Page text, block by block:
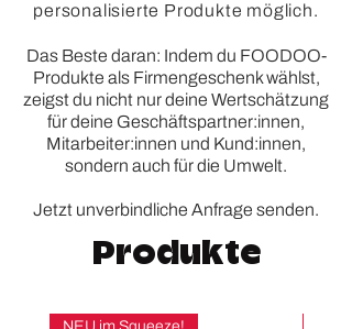
personalisierte Produkte möglich.
Das Beste daran: Indem du FOODOO-
Produkte als Firmengeschenk wählst,
zeigst du nicht nur deine Wertschätzung
für deine Geschäftspartner:innen,
Mitarbeiter:innen und Kund:innen,
sondern auch für die Umwelt.
Jetzt unverbindliche Anfrage senden.
Produkte